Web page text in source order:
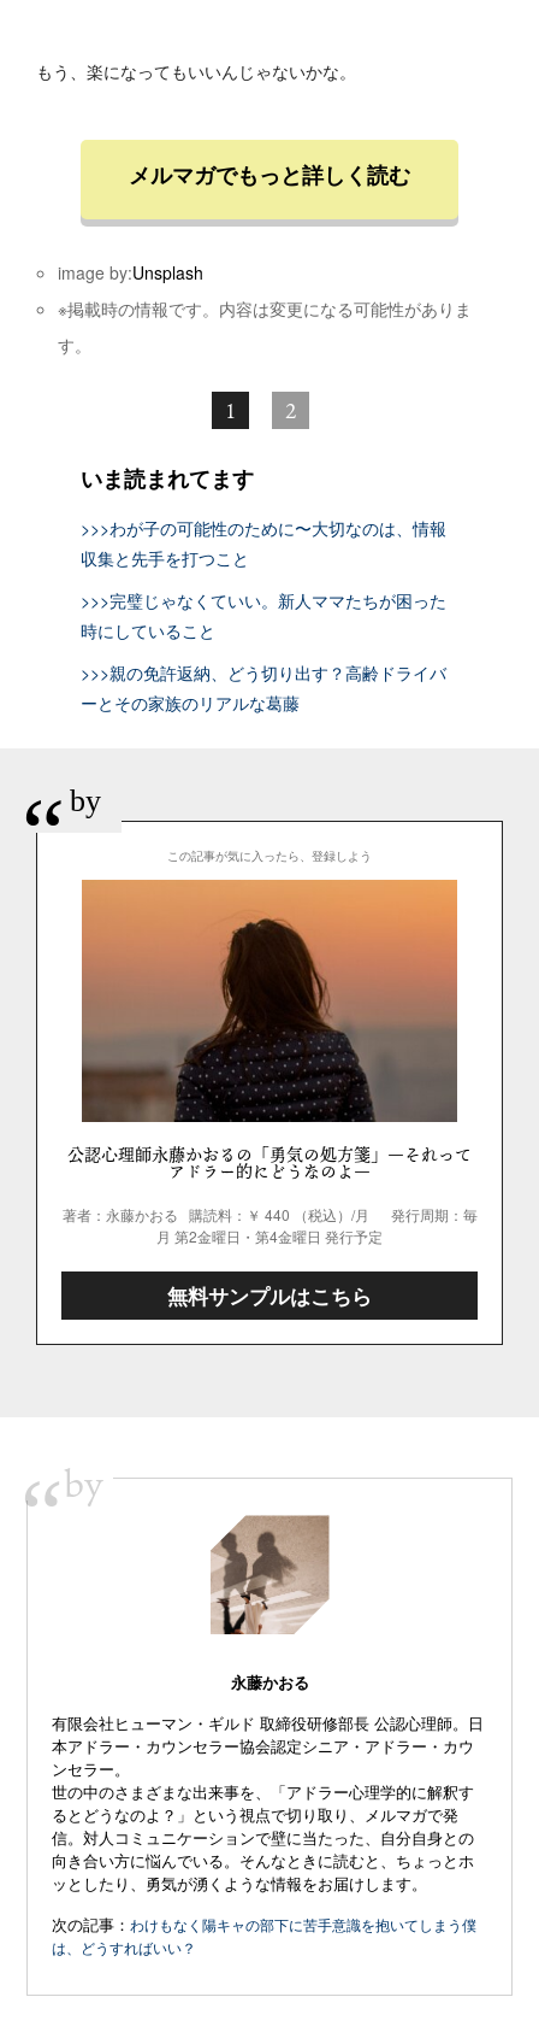
もう、楽になってもいいんじゃないかな。
メルマガでもっと詳しく読む
image by:Unsplash
※掲載時の情報です。内容は変更になる可能性がありま
す。
1 2
いま読まれてます
>>>わが子の可能性のために〜大切なのは、情報
収集と先手を打つこと
>>>完璧じゃなくていい。新人ママたちが困った
時にしていること
>>>親の免許返納、どう切り出す？高齢ドライバ
ーとその家族のリアルな葛藤
“ by
この記事が気に入ったら、登録しよう
公認心理師永藤かおるの「勇気の処方箋」―それって
アドラー的にどうなのよ―
著者：永藤かおる 購読料：￥ 440 （税込）/月
発行周期：毎
月 第2金曜日・第4金曜日 発行予定
無料サンプルはこちら
“by
永藤かおる
有限会社ヒューマン・ギルド 取締役研修部長 公認心理師。日
本アドラー・カウンセラー協会認定シニア・アドラー・カウ
ンセラー。
世の中のさまざまな出来事を、「アドラー心理学的に解釈す
るとどうなのよ？」という視点で切り取り、メルマガで発
信。対人コミュニケーションで壁に当たった、自分自身との
向き合い方に悩んでいる。そんなときに読むと、ちょっとホ
ッとしたり、勇気が湧くような情報をお届けします。
次の記事：わけもなく陽キャの部下に苦手意識を抱いてしまう僕
は、どうすればいい？